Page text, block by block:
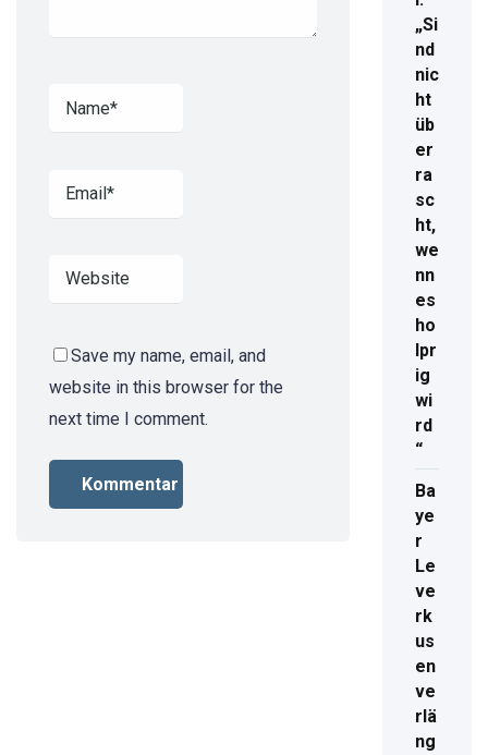
Save my name, email, and
website in this browser for the
next time I comment.
„Si
nd
nic
ht
üb
er
ra
sc
ht,
we
nn
es
ho
lpr
ig
wi
rd
“
Ba
ye
r
Le
ve
rk
us
en
ve
rlä
ng